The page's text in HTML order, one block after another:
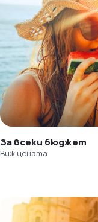
За всеки бюджет
Виж цената